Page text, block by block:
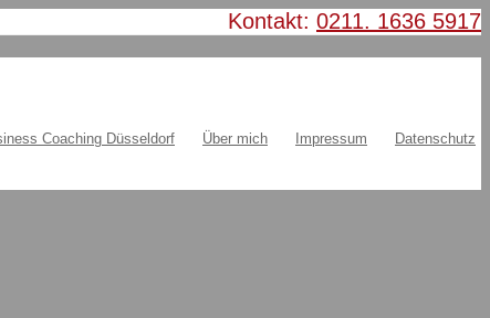
Kontakt: 0211. 1636 5917
Coaching Düsseldorf Über mich Impressum Datenschutz